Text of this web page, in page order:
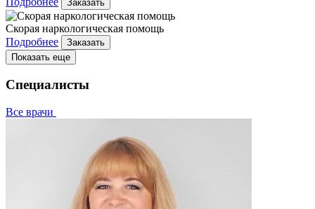
Заказать
Скорая наркологическая помощь
Подробнее
Заказать
Показать еще
Специалисты
Все врачи